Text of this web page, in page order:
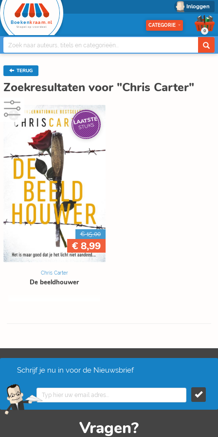
Inloggen
Boeken kraam.nl
Stapel op voordeel CATEGORIE
0
TERUG
Zoekresultaten voor "Chris Carter"
LAATSTE
STUKS
€ 15,00
€ 8,99
Chris Carter
De beeldhouwer
Schrijf je nu in voor de Nieuwsbrief
Vragen?